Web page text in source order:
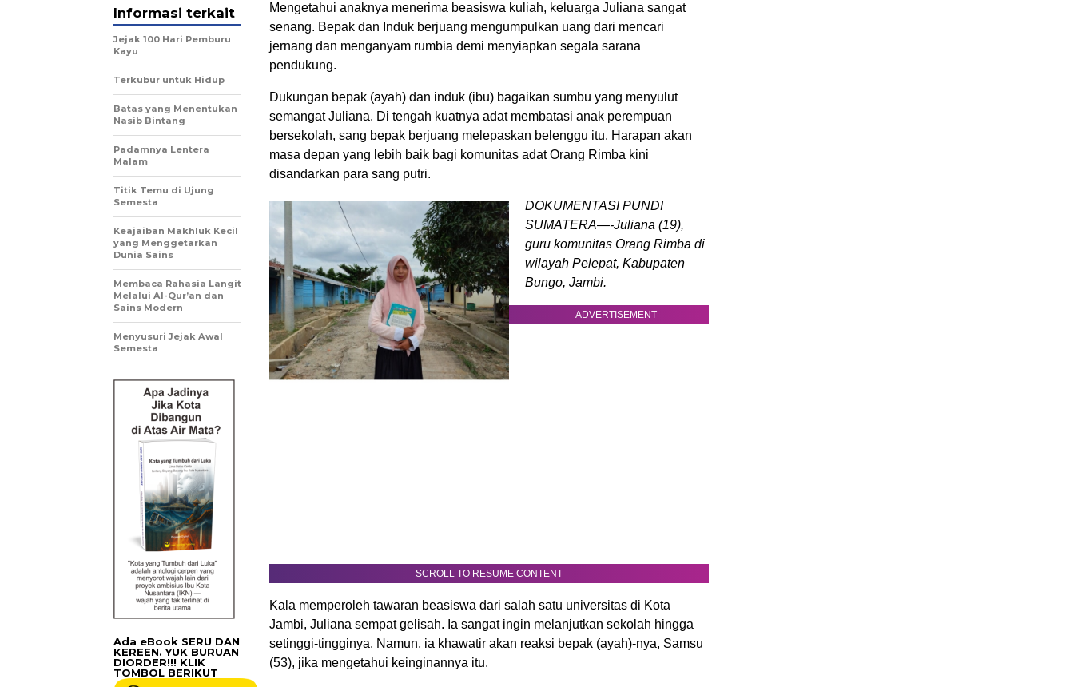
Mengetahui anaknya menerima beasiswa kuliah, keluarga Juliana sangat
senang. Bepak dan Induk berjuang mengumpulkan uang dari mencari
jernang dan menganyam rumbia demi menyiapkan segala sarana
pendukung.
Dukungan bepak (ayah) dan induk (ibu) bagaikan sumbu yang menyulut
semangat Juliana. Di tengah kuatnya adat membatasi anak perempuan
bersekolah, sang bepak berjuang melepaskan belenggu itu. Harapan akan
masa depan yang lebih baik bagi komunitas adat Orang Rimba kini
disandarkan para sang putri.
DOKUMENTASI PUNDI
SUMATERA—-Juliana (19),
guru komunitas Orang Rimba di
wilayah Pelepat, Kabupaten
Bungo, Jambi.
ADVERTISEMENT
SCROLL TO RESUME CONTENT
Kala memperoleh tawaran beasiswa dari salah satu universitas di Kota
Jambi, Juliana sempat gelisah. Ia sangat ingin melanjutkan sekolah hingga
setinggi-tingginya. Namun, ia khawatir akan reaksi bepak (ayah)-nya, Samsu
(53), jika mengetahui keinginannya itu.
Informasi terkait
Jejak 100 Hari Pemburu
Kayu
Terkubur untuk Hidup
Batas yang Menentukan
Nasib Bintang
Padamnya Lentera
Malam
Titik Temu di Ujung
Semesta
Keajaiban Makhluk Kecil
yang Menggetarkan
Dunia Sains
Membaca Rahasia Langit
Melalui Al-Qur’an dan
Sains Modern
Menyusuri Jejak Awal
Semesta
Ada eBook SERU DAN
KEREEN. YUK BURUAN
DIORDER!!! KLIK
TOMBOL BERIKUT